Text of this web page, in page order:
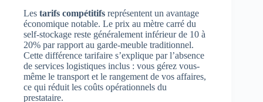
Les tarifs compétitifs représentent un avantage
économique notable. Le prix au mètre carré du
self-stockage reste généralement inférieur de 10 à
20% par rapport au garde-meuble traditionnel.
Cette différence tarifaire s’explique par l’absence
de services logistiques inclus : vous gérez vous-
même le transport et le rangement de vos affaires,
ce qui réduit les coûts opérationnels du
prestataire.